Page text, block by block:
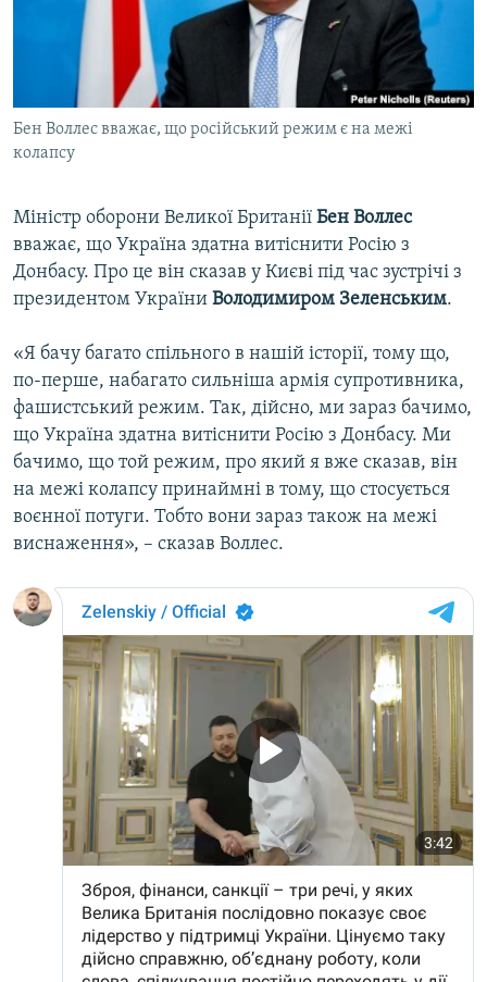
ВІДЕОУРОКИ «ELIFBE»
СВІДЧЕННЯ ОКУПАЦІЇ
УКРАЇНСЬКА ПРОБЛЕМА КРИМУ
ІНФОГРАФІКА
Русский
Qırımtatar
ДОЛУЧАЙСЯ!
Усі сайти RFE/RL
Бен Воллес вважає, що російський режим є на межі
колапсу
Міністр оборони Великої Британії Бен Воллес
вважає, що Україна здатна витіснити Росію з
Донбасу. Про це він сказав у Києві під час зустрічі з
президентом України Володимиром Зеленським.
«Я бачу багато спільного в нашій історії, тому що,
по-перше, набагато сильніша армія супротивника,
фашистський режим. Так, дійсно, ми зараз бачимо,
що Україна здатна витіснити Росію з Донбасу. Ми
бачимо, що той режим, про який я вже сказав, він
на межі колапсу принаймні в тому, що стосується
воєнної потуги. Тобто вони зараз також на межі
виснаження», – сказав Воллес.